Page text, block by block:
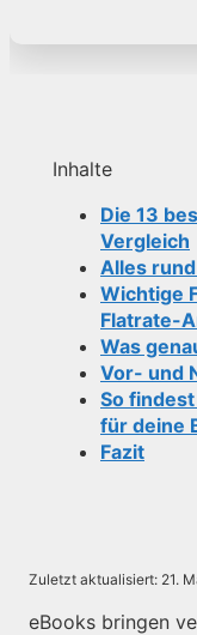
Inhalte
Die 13
Vergleich
Alles
Wichtige
Flatrate-
Was
Vor- und
So
für deine
Fazit
Zuletzt aktualisiert: 21.
eBooks bringen